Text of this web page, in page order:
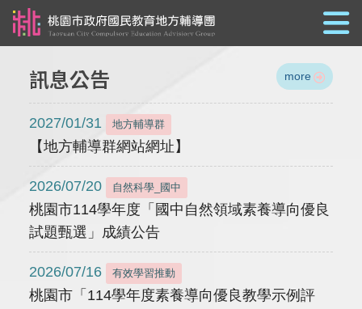
訊息公告 more
2027/01/31 地方輔導群
【地方輔導群網站網址】
2026/07/20 自然科學_國中
桃園市114學年度「國中自然領域素養導向優良
試題甄選」成績公告
2026/07/16 有效學習推動
桃園市「114學年度素養導向優良教學示例評